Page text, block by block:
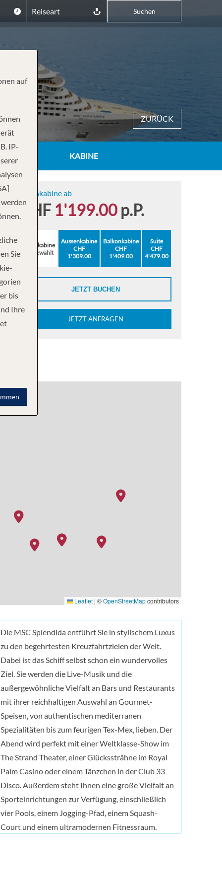
Reiseart Suchen
ZURÜCK
KABINE
Innenkabine ab
CHF 1'199.00 p.P.
Innenkabine
ausgewählt
Aussenkabine
CHF
1'309.00
Balkonkabine
CHF
1'409.00
Suite
CHF
4'479.00
JETZT BUCHEN
JETZT ANFRAGEN
Leaflet | ©OpenStreetMapcontributors
Die MSC Splendida entführt Sie in stylischem Luxus
zu den begehrtesten Kreuzfahrtzielen der Welt.
Dabei ist das Schiff selbst schon ein wundervolles
Ziel. Sie werden die Live-Musik und die
außergewöhnliche Vielfalt an Bars und Restaurants
mit ihrer reichhaltigen Auswahl an Gourmet-
Speisen, von authentischen mediterranen
Spezialitäten bis zum feurigen Tex-Mex, lieben. Der
Abend wird perfekt mit einer Weltklasse-Show im
The Strand Theater, einer Glückssträhne im Royal
Palm Casino oder einem Tänzchen in der Club 33
Disco. Außerdem steht Ihnen eine große Vielfalt an
Sporteinrichtungen zur Verfügung, einschließlich
vier Pools, einem Jogging-Pfad, einem Squash-
Court und einem ultramodernen Fitnessraum.
auf
IP-
Sie
bis
Ihre